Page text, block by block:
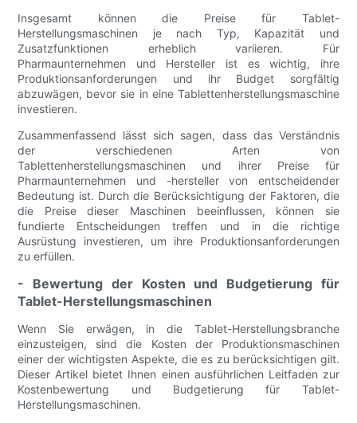
Insgesamt können die Preise für Tablet-
Herstellungsmaschinen je nach Typ, Kapazität und
Zusatzfunktionen erheblich variieren. Für
Pharmaunternehmen und Hersteller ist es wichtig, ihre
Produktionsanforderungen und ihr Budget sorgfältig
abzuwägen, bevor sie in eine Tablettenherstellungsmaschine
investieren.
Zusammenfassend lässt sich sagen, dass das Verständnis
der verschiedenen Arten von
Tablettenherstellungsmaschinen und ihrer Preise für
Pharmaunternehmen und -hersteller von entscheidender
Bedeutung ist. Durch die Berücksichtigung der Faktoren, die
die Preise dieser Maschinen beeinflussen, können sie
fundierte Entscheidungen treffen und in die richtige
Ausrüstung investieren, um ihre Produktionsanforderungen
zu erfüllen.
- Bewertung der Kosten und Budgetierung für
Tablet-Herstellungsmaschinen
Wenn Sie erwägen, in die Tablet-Herstellungsbranche
einzusteigen, sind die Kosten der Produktionsmaschinen
einer der wichtigsten Aspekte, die es zu berücksichtigen gilt.
Dieser Artikel bietet Ihnen einen ausführlichen Leitfaden zur
Kostenbewertung und Budgetierung für Tablet-
Herstellungsmaschinen.